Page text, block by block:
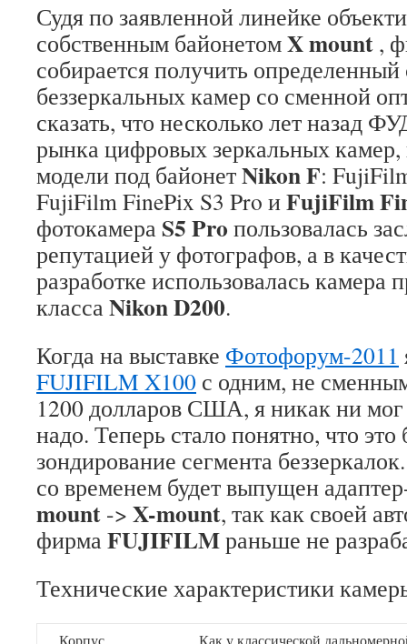
Судя по заявленной линейке
собственным байонетомX mount ,
собирается получить
беззеркальных камер со сменной
сказать, что несколько лет
рынка цифровых зеркальных камер,
модели под байонетNikon F:
FujiFilm FinePix S3 Pro иFujiFilm
фотокамера S5 Pro пользовалась
репутацией у фотографов, а в
разработке использовалась камера
класса Nikon D200.
Когда на выставке Фотофорум-2011
FUJIFILM X100 с одним, не
1200 долларов США, я никак ни мог
надо. Теперь стало понятно, что
зондирование сегмента
со временем будет выпущен
mount -> X-mount, так как своей
фирма FUJIFILMраньше не
Технические характеристики
Корпус Как у классической